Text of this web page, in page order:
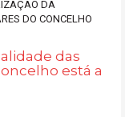
das
está a